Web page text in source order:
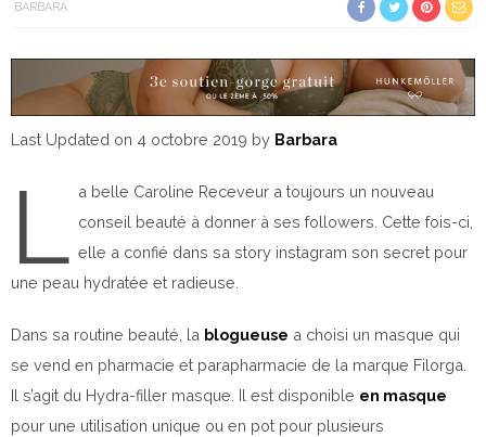
BARBARA
Last Updated on 4 octobre 2019 by Barbara
L a belle Caroline Receveur a toujours un nouveau
conseil beauté à donner à ses followers. Cette fois-ci,
elle a confié dans sa story instagram son secret pour
une peau hydratée et radieuse.
Dans sa routine beauté, la blogueuse a choisi un masque qui
se vend en pharmacie et parapharmacie de la marque Filorga.
Il s’agit du Hydra-filler masque. Il est disponible en masque
pour une utilisation unique ou en pot pour plusieurs